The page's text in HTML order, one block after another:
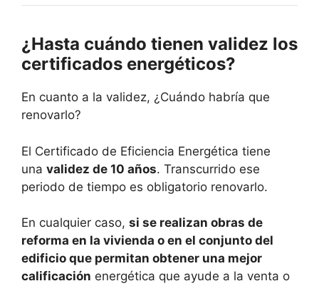
¿Hasta cuándo tienen validez los
certificados energéticos?
En cuanto a la validez, ¿Cuándo habría que
renovarlo?
El Certificado de Eficiencia Energética tiene
una validez de 10 años. Transcurrido ese
periodo de tiempo es obligatorio renovarlo.
En cualquier caso, si se realizan obras de
reforma en la vivienda o en el conjunto del
edificio que permitan obtener una mejor
calificación energética que ayude a la venta o